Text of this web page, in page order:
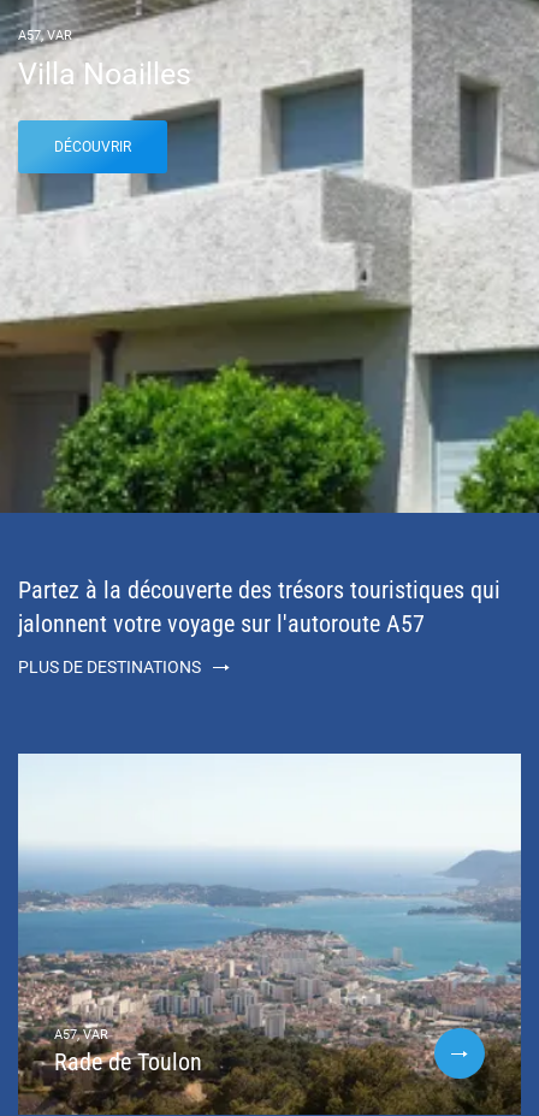
A57, VAR
Villa Noailles
DÉCOUVRIR
Partez à la découverte des trésors touristiques qui
jalonnent votre voyage sur l'autoroute A57
PLUS DE DESTINATIONS
A57, VAR
Rade de Toulon